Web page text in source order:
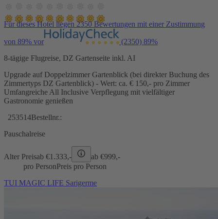
Für dieses Hotel liegen 2350 Bewertungen mit einer Zustimmung
von 89% vor (2350) 89%
8-tägige Flugreise, DZ Gartenseite inkl. AI
Upgrade auf Doppelzimmer Gartenblick (bei direkter Buchung des
Zimmertyps DZ Gartenblick) - Wert: ca. € 150,- pro Zimmer
Umfangreiche All Inclusive Verpflegung mit vielfältiger
Gastronomie genießen
253514Bestellnr.:
Pauschalreise
Alter Preisab €1.333,- ab €999,-
pro PersonPreis pro Person
TUI MAGIC LIFE Sarigerme